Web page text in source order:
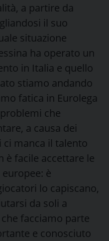
a partire da
il suo
situazione
ha operato un
in Italia e quello
stiamo andando
fatica in Eurolega
che
a causa dei
manca il talento
è facile accettare le
è
lo capiscano,
da soli a
facciamo parte
e conosciuto